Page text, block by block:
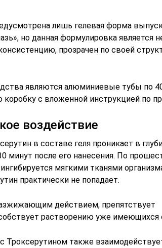
лишь гелевая форма
но данная формулировка является
прозрачен по своей
являются алюминиевые тубы по
с вложенной инструкцией по
воздействие
в составе геля проникает в
минут после его нанесения. По
мягкими тканями
практически не попадает.
действием, препятствует
растворению уже имеющихся
Троксерутином также